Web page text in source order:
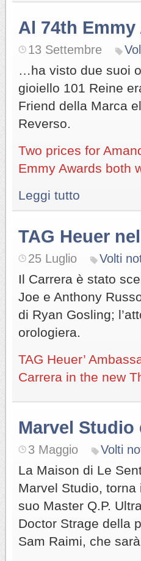
Al 74th
13 Settembre
…ha visto due suoi
gioiello 101 Reine
Friend della Marca
Reverso.
Two prices for
Emmy Awards both
Leggi tutto
TAG Heuer
25 Luglio Volti
Il Carrera è stato
Joe e Anthony
di Ryan Gosling;
orologiera.
TAG Heuer’
Carrera in the new
Marvel Studio
3 Maggio Volti
La Maison di Le
Marvel Studio,
suo Master Q.P.
Doctor Strage della
Sam Raimi, che